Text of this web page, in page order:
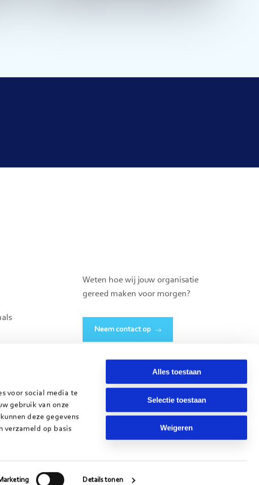
voor social media te
gebruik van onze
deze gegevens
verzameld op basis
Details tonen
Alles toestaan
Selectie toestaan
Weigeren
Weten hoe wij jouw organisatie
gereed maken voor morgen?
Neem contact op